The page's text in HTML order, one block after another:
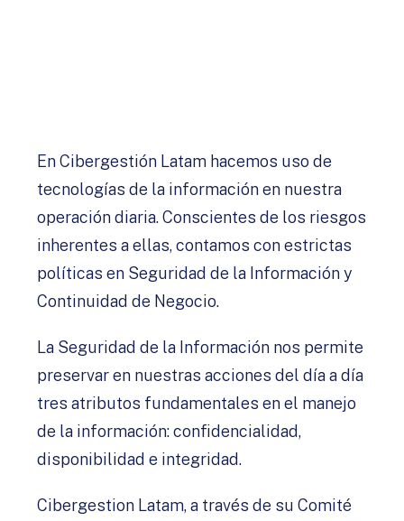
En Cibergestión Latam hacemos uso de
tecnologías de la información en nuestra
operación diaria. Conscientes de los riesgos
inherentes a ellas, contamos con estrictas
políticas en Seguridad de la Información y
Continuidad de Negocio.
La Seguridad de la Información nos permite
preservar en nuestras acciones del día a día
tres atributos fundamentales en el manejo
de la información: confidencialidad,
disponibilidad e integridad.
Cibergestion Latam, a través de su Comité